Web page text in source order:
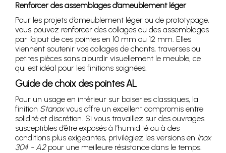
Renforcer des assemblages d’ameublement léger
Pour les projets d’ameublement léger ou de prototypage,
vous pouvez renforcer des collages ou des assemblages
par l’ajout de ces pointes en 10 mm ou 12 mm. Elles
viennent soutenir vos collages de chants, traverses ou
petites pièces sans alourdir visuellement le meuble, ce
qui est idéal pour les finitions soignées.
Guide de choix des pointes AL
Pour un usage en intérieur sur boiseries classiques, la
finition Stanoxvous offre un excellent compromis entre
solidité et discrétion. Si vous travaillez sur des ouvrages
susceptibles d’être exposés à l’humidité ou à des
conditions plus exigeantes, privilégiez les versions en Inox
304 - A2pour une meilleure résistance dans le temps.